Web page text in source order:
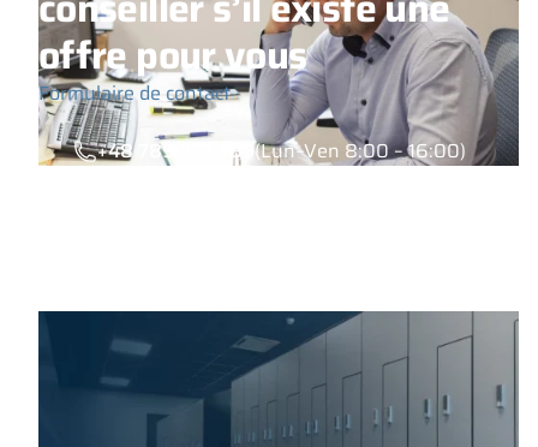
offre pour vous
Formulaire de contact
+48 789 777 485 (Lun–Ven 8:00 – 16:00)